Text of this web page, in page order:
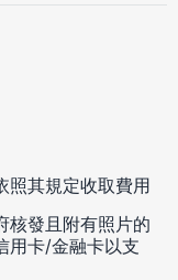
照其規定收取費用
核發且附有照片的
用卡/金融卡以支